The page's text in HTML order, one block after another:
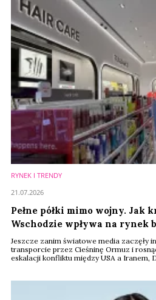
RYNEK I TRENDY
Pełne półki mimo wojny. Jak
Wschodzie wpływa na rynek
Jeszcze zanim światowe media zaczęły
transporcie przez Cieśninę Ormuz i
eskalacji konfliktu między USA a Iranem,
kosmetyki zajmowały coraz więcej
21.07.2026